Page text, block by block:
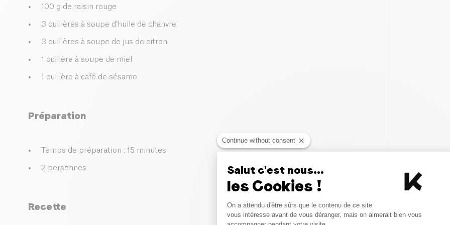
100 g de raisin rouge
3 cuillères à soupe d’huile de chanvre
3 cuillères à soupe de jus de citron
1 cuillère à soupe de miel
1 cuillère à café de sésame
Préparation
Temps de préparation : 15 minutes
2 personnes
Recette
Continue without consent
Salut c'est nous...
les Cookies !
Consent Management
On a attendu d'être sûrs que le contenu de ce site
vous intéresse avant de vous déranger, mais on aimerait bien vous
Axeptio consent